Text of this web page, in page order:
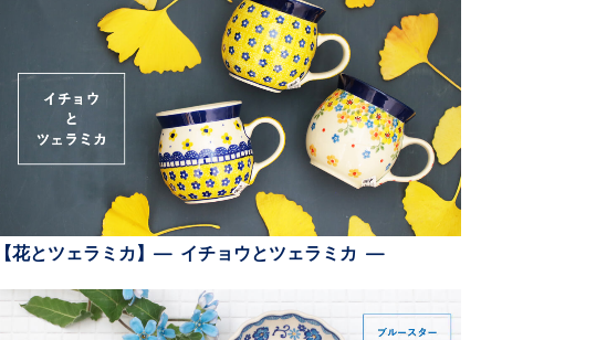
【花とツェラミカ】— イチョウとツェラミカ —